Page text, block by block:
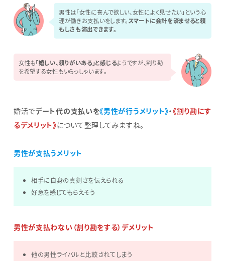
男性は「女性に喜んで欲しい、女性によく見せたい」という心
理が働きお支払いをします。 スマートに会計を済ませると頼
もしさも演出できます。
女性も「嬉しい、頼りがいある」と感じるようですが、割り勘
を希望する女性もいらっしゃいます。
婚活でデート代の支払いを《男性が行うメリット》・《割り勘にす
るデメリット》について整理してみますね。
男性が支払うメリット
相手に自身の真剣さを伝えられる
好意を感じてもらえそう
男性が支払わない（割り勘をする）デメリット
他の男性ライバルと比較されてしまう